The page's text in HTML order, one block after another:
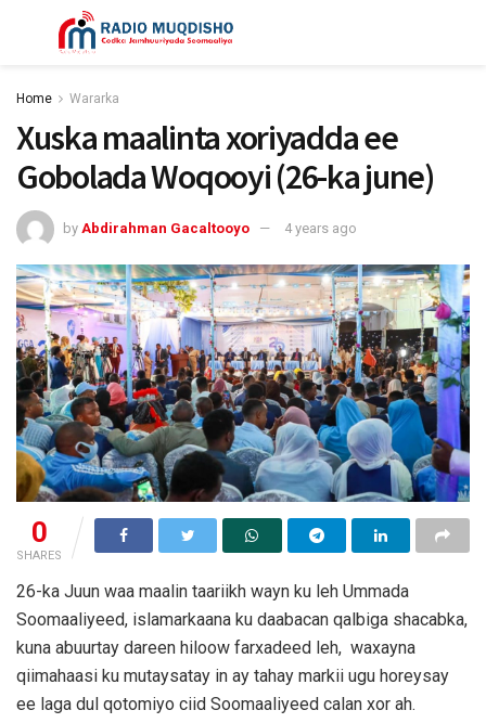
Home Wararka
Xuska maalinta xoriyadda ee
Gobolada Woqooyi (26-ka june)
by Abdirahman Gacaltooyo 4 years ago
0
SHARES
26-ka Juun waa maalin taariikh wayn ku leh Ummada
Soomaaliyeed, islamarkaana ku daabacan qalbiga shacabka,
kuna abuurtay dareen hiloow farxadeed leh, waxayna
qiimahaasi ku mutaysatay in ay tahay markii ugu horeysay
ee laga dul qotomiyo ciid Soomaaliyeed calan xor ah.